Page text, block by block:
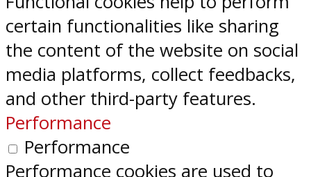
certain functionalities like sharing
the content of the website on social
media platforms, collect feedbacks,
and other third-party features.
Performance
Performance
Performance cookies are used to